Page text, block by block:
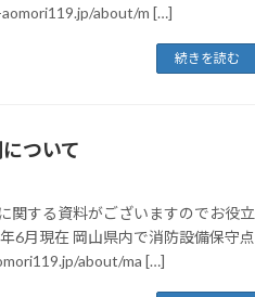
about/m […]
続きを読む
ついて
関する資料がございますのでお役立
6月現在 岡山県内で消防設備保守点
about/ma […]